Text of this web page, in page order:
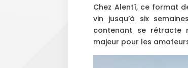
Chez Alentí, ce format
vin jusqu’à six
contenant se rétracte
majeur pour les